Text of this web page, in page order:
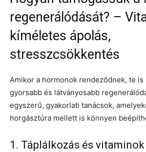
regenerálódását? –
kíméletes ápolás,
stresszcsökkentés
Amikor a hormonok rendeződnek, te is
gyorsabb és látványosabb
egyszerű, gyakorlati tanácsok,
horgásztúra mellett is könnyen
1. Táplálkozás és vitaminok